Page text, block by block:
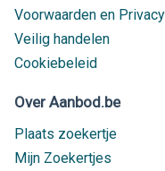
Voorwaarden en Privacy
Veilig handelen
Cookiebeleid
Over Aanbod.be
Plaats zoekertje
Mijn Zoekertjes